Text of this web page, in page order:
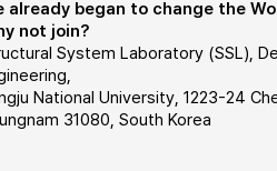
already began to change the
not join?
System Laboratory (SSL),
National University, 1223-24
31080, South Korea